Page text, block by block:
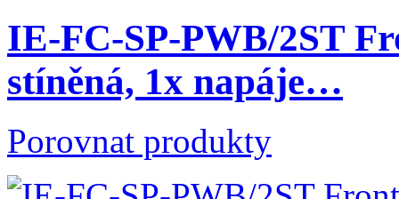
IE-FC-SP-PWB/2ST
stíněná, 1x napáje…
Porovnat produkty